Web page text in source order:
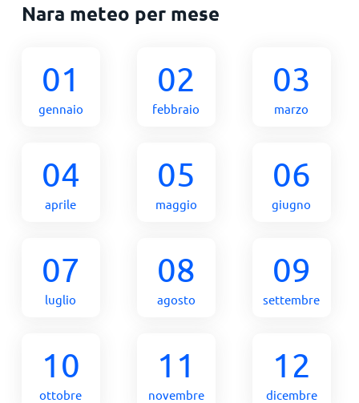
Nara meteo per mese
01
gennaio
02
febbraio
03
marzo
04
aprile
05
maggio
06
giugno
07
luglio
08
agosto
09
settembre
10
ottobre
11
novembre
12
dicembre